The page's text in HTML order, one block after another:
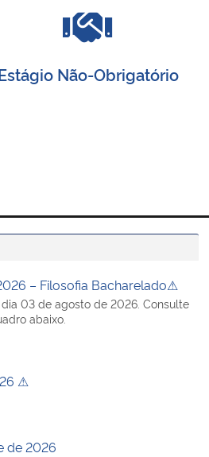
Não-Obrigatório
– Filosofia Bacharelado⚠
03 de agosto de 2026. Consulte
abaixo.
⚠
de 2026